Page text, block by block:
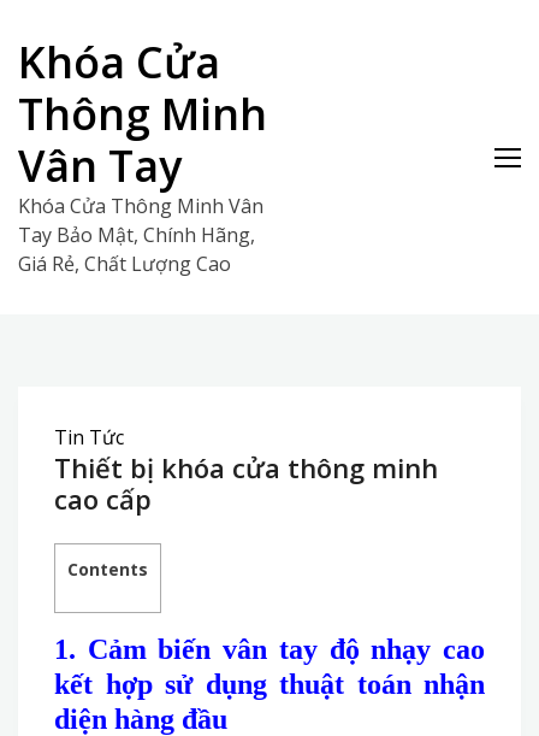
content
Khóa Cửa
Thông Minh
Vân Tay
Khóa Cửa Thông Minh Vân
Tay Bảo Mật, Chính Hãng,
Giá Rẻ, Chất Lượng Cao
Tin Tức
Thiết bị khóa cửa thông minh
cao cấp
Contents
1. Cảm biến vân tay độ nhạy cao
kết hợp sử dụng thuật toán nhận
diện hàng đầu